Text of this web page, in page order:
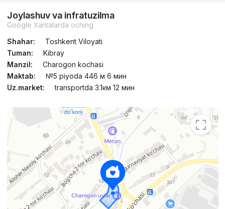
Joylashuv va infratuzilma
Google Xaritalarda oching
Shahar:
Toshkent Viloyati
Tuman:
Kibray
Manzil:
Charogon kochasi
Maktab:
№5 piyoda 446 м 6 мин
Uz.market:
transportda 3.1км 12 мин